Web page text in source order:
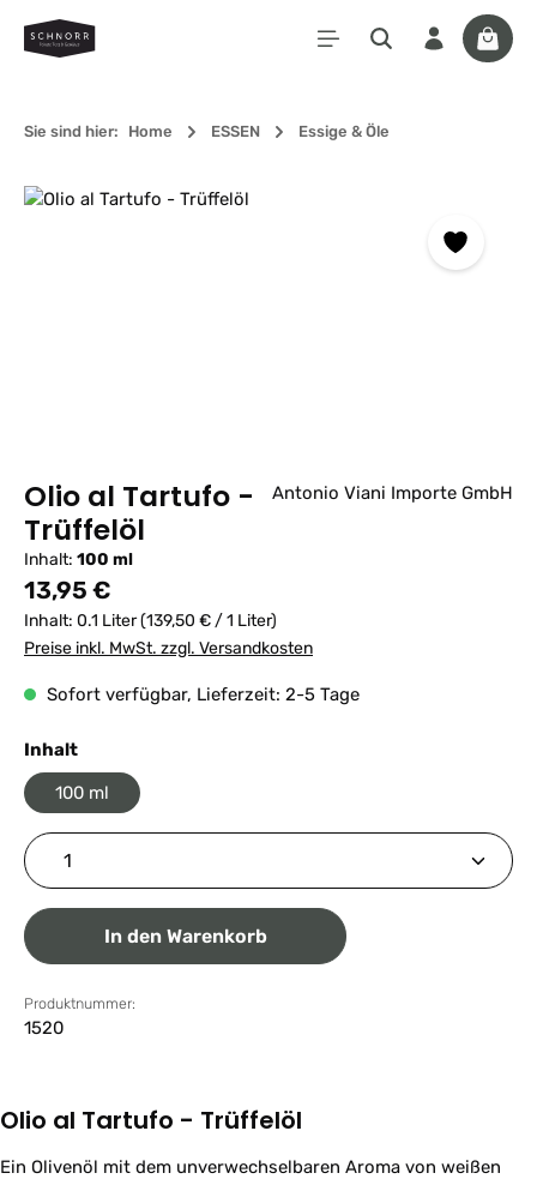
Zum Hauptinhalt springen
Sie sind hier: Home ESSEN Essige & Öle
Bildergalerie überspringen
Olio al Tartufo -
Trüffelöl
Inhalt: 100 ml
Antonio Viani Importe GmbH
Regulärer Preis:
13,95 €
Inhalt: 0.1 Liter(139,50 € / 1 Liter)
Preise inkl. MwSt. zzgl. Versandkosten
Sofort verfügbar, Lieferzeit: 2-5 Tage
Inhaltauswählen
100 ml
Produkt Anzahl: Gib den gewünschten Wert ein
In den Warenkorb
Produktnummer:
1520
Olio al Tartufo - Trüffelöl
Ein Olivenöl mit dem unverwechselbaren Aroma von weißen